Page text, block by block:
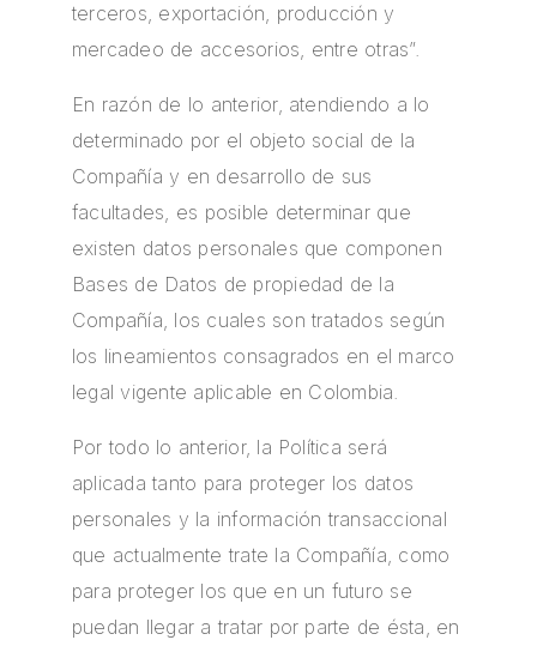
terceros, exportación, producción y
mercadeo de accesorios, entre otras”.
En razón de lo anterior, atendiendo a lo
determinado por el objeto social de la
Compañía y en desarrollo de sus
facultades, es posible determinar que
existen datos personales que componen
Bases de Datos de propiedad de la
Compañía, los cuales son tratados según
los lineamientos consagrados en el marco
legal vigente aplicable en Colombia.
Por todo lo anterior, la Política será
aplicada tanto para proteger los datos
personales y la información transaccional
que actualmente trate la Compañía, como
para proteger los que en un futuro se
puedan llegar a tratar por parte de ésta, en